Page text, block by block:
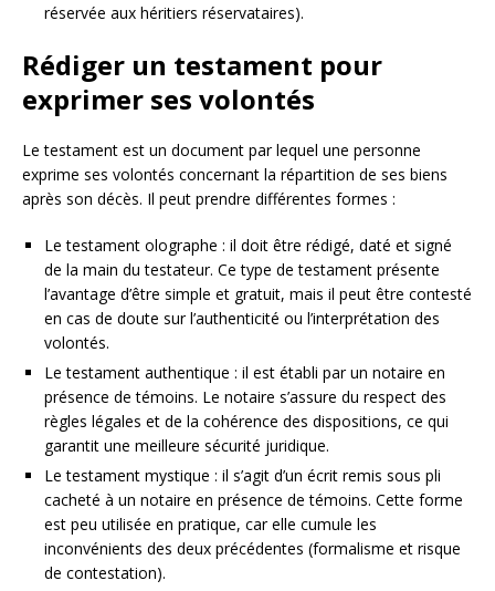
réservée aux héritiers réservataires).
Rédiger un testament pour
exprimer ses volontés
Le testament est un document par lequel une personne
exprime ses volontés concernant la répartition de ses biens
après son décès. Il peut prendre différentes formes :
Le testament olographe : il doit être rédigé, daté et signé
de la main du testateur. Ce type de testament présente
l’avantage d’être simple et gratuit, mais il peut être contesté
en cas de doute sur l’authenticité ou l’interprétation des
volontés.
Le testament authentique : il est établi par un notaire en
présence de témoins. Le notaire s’assure du respect des
règles légales et de la cohérence des dispositions, ce qui
garantit une meilleure sécurité juridique.
Le testament mystique : il s’agit d’un écrit remis sous pli
cacheté à un notaire en présence de témoins. Cette forme
est peu utilisée en pratique, car elle cumule les
inconvénients des deux précédentes (formalisme et risque
de contestation).